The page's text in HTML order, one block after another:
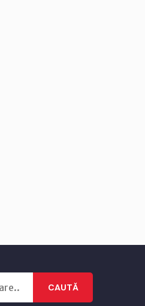
CAUTĂ